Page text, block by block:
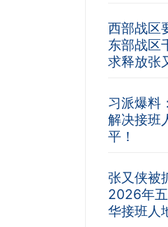
西部战区
东部战区
求释放张
习派爆料
解决接班
平！
张又侠被
2026年
华接班人